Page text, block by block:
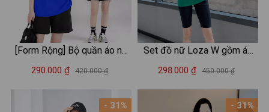
[Form Rộng] Bộ quần áo nữ
mặc nhà chất liệu 95%
290.000 ₫ 420.000 ₫
- 31%
Set đồ nữ Loza W gồm áo
thun dáng rộng và quần
298.000 ₫ 450.000 ₫
- 31%